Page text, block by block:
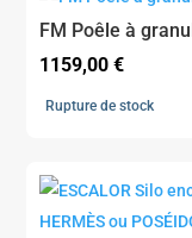
FM Poêle à
1159,00€
Rupture de stock